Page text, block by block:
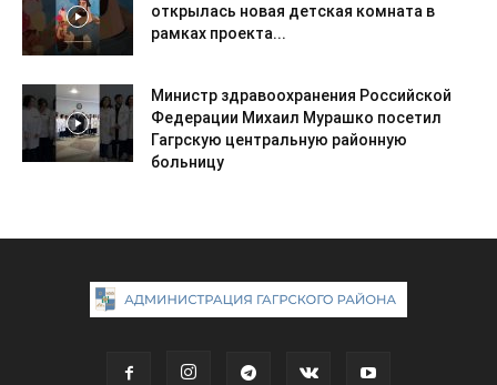
открылась новая детская комната в
рамках проекта...
Министр здравоохранения Российской
Федерации Михаил Мурашко посетил
Гагрскую центральную районную
больницу